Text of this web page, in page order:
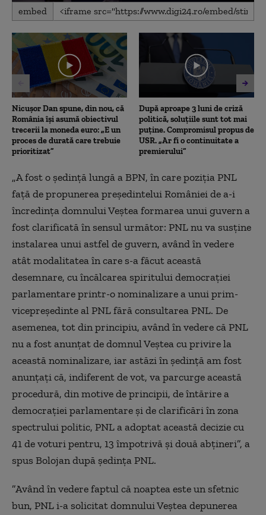
0
seconds
3
minutes,
51
seconds
embed
Nicușor Dan spune, din nou, că
România își asumă obiectivul
trecerii la moneda euro: „E un
proces de durată care trebuie
prioritizat”
După aproape 3 luni de criză
politică, soluțiile sunt tot mai
puține. Compromisul propus de
USR. „Ar fi o continuitate a
premierului”
„A fost o şedinţă lungă a BPN, în care poziţia PNL
faţă de propunerea preşedintelui României de a-i
încredinţa domnului Veştea formarea unui guvern a
fost clarificată în sensul următor: PNL nu va susţine
instalarea unui astfel de guvern, având în vedere
atât modalitatea în care s-a făcut această
desemnare, cu încălcarea spiritului democraţiei
parlamentare printr-o nominalizare a unui prim-
vicepreşedinte al PNL fără consultarea PNL. De
asemenea, tot din principiu, având în vedere că PNL
nu a fost anunţat de domnul Veştea cu privire la
această nominalizare, iar astăzi în şedinţă am fost
anunţaţi că, indiferent de vot, va parcurge această
procedură, din motive de principii, de întărire a
democraţiei parlamentare şi de clarificări în zona
spectrului politic, PNL a adoptat această decizie cu
41 de voturi pentru, 13 împotrivă şi două abţineri”, a
spus Bolojan după ședința PNL.
”Având în vedere faptul că noaptea este un sfetnic
bun, PNL i-a solicitat domnului Veştea depunerea